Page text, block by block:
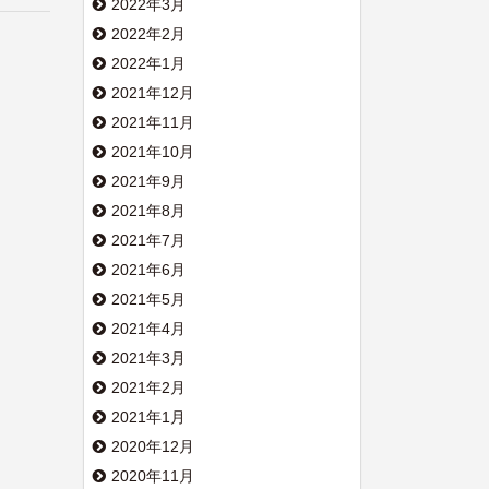
2022年3月
2022年2月
2022年1月
2021年12月
2021年11月
2021年10月
2021年9月
2021年8月
2021年7月
2021年6月
2021年5月
2021年4月
2021年3月
2021年2月
2021年1月
2020年12月
2020年11月